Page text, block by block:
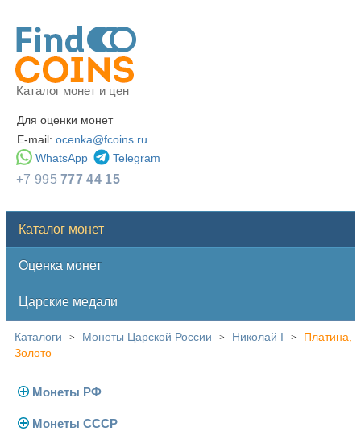
Каталог монет и цен
Для оценки монет
E-mail: ocenka@fcoins.ru
WhatsApp
Telegram
+7 995777 44 15
Каталог монет
Оценка монет
Царские медали
Каталоги > Монеты Царской России > Николай I >
Платина,
Золото
Монеты РФ
Современная Россия
Монеты СССР